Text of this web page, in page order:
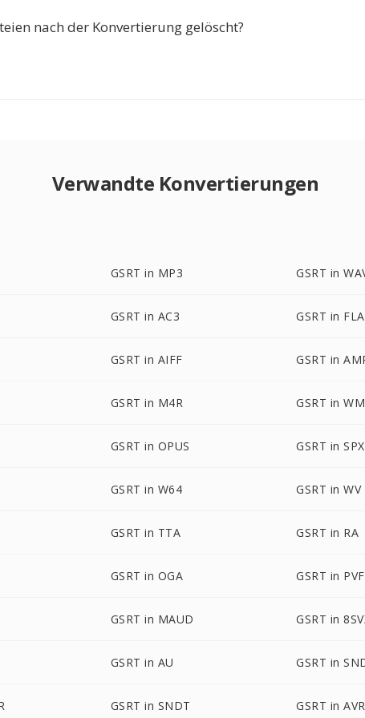
nach der Konvertierung gelöscht?
Verwandte Konvertierungen
GSRT in MP3 GSRT in
GSRT in AC3 GSRT in
GSRT in AIFF GSRT in
GSRT in M4R GSRT in
GSRT in OPUS GSRT in SPX
GSRT in W64 GSRT in WV
GSRT in TTA GSRT in RA
GSRT in OGA GSRT in PVF
GSRT in MAUD GSRT in
GSRT in AU GSRT in
GSRT in SNDT GSRT in AVR